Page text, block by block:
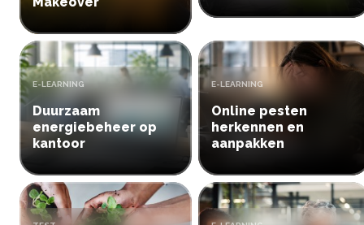
Duurzaam
energiebeheer op
kantoor
TYPE:
E-LEARNING
Online pesten
herkennen en
aanpakken
TYPE:
E-LEARNING